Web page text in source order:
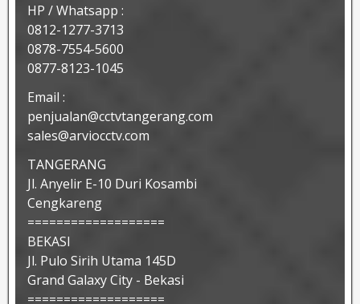
HP / Whatsapp :
0812-1277-3713
0878-7554-5600
0877-8123-1045
Email :
penjualan@cctvtangerang.com
sales@arviocctv.com
TANGERANG
Jl. Anyelir E-10 Duri Kosambi
Cengkareng
===================
BEKASI
Jl. Pulo Sirih Utama 145D
Grand Galaxy City - Bekasi
===================